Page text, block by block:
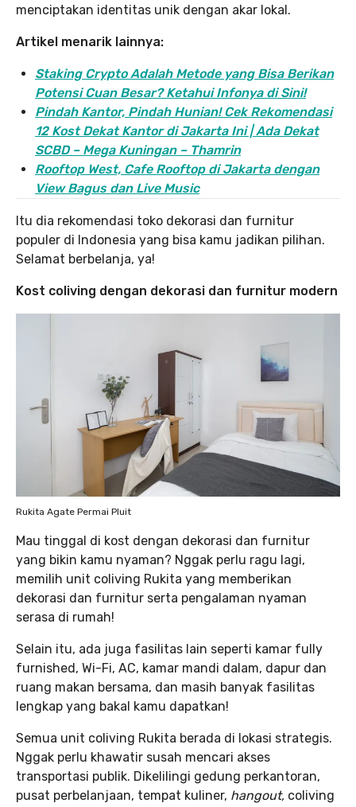
menciptakan identitas unik dengan akar lokal.
Artikel menarik lainnya:
Staking Crypto Adalah Metode yang Bisa Berikan
Potensi Cuan Besar? Ketahui Infonya di Sini!
Pindah Kantor, Pindah Hunian! Cek Rekomendasi
12 Kost Dekat Kantor di Jakarta Ini | Ada Dekat
SCBD – Mega Kuningan – Thamrin
Rooftop West, Cafe Rooftop di Jakarta dengan
View Bagus dan Live Music
Itu dia rekomendasi toko dekorasi dan furnitur
populer di Indonesia yang bisa kamu jadikan pilihan.
Selamat berbelanja, ya!
Kost coliving dengan dekorasi dan furnitur modern
Rukita Agate Permai Pluit
Mau tinggal di kost dengan dekorasi dan furnitur
yang bikin kamu nyaman? Nggak perlu ragu lagi,
memilih unit coliving Rukita yang memberikan
dekorasi dan furnitur serta pengalaman nyaman
serasa di rumah!
Selain itu, ada juga fasilitas lain seperti kamar fully
furnished, Wi-Fi, AC, kamar mandi dalam, dapur dan
ruang makan bersama, dan masih banyak fasilitas
lengkap yang bakal kamu dapatkan!
Semua unit coliving Rukita berada di lokasi strategis.
Nggak perlu khawatir susah mencari akses
transportasi publik. Dikelilingi gedung perkantoran,
pusat perbelanjaan, tempat kuliner, hangout, coliving